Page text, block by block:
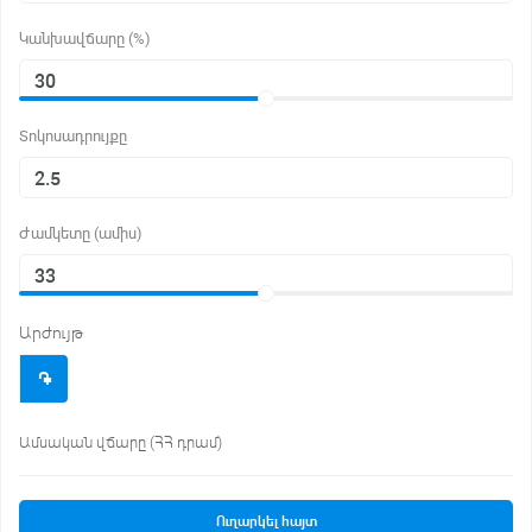
Կանխավճարը (%)
Տոկոսադրույքը
Ժամկետը (ամիս)
Արժույթ
֌
Ամսական վճարը (ՀՀ դրամ)
Ուղարկել հայտ